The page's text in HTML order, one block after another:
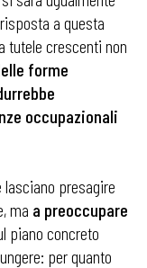
a questa
tutele crescenti non
forme
occupazionali
presagire
ma a preoccupare
piano concreto
per quanto